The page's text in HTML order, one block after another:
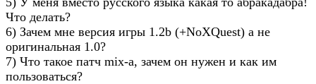
Что делать?
6) Зачем мне версия игры 1.2b (+NoXQuest) а не
оригинальная 1.0?
7) Что такое патч mix-а, зачем он нужен и как им
пользоваться?